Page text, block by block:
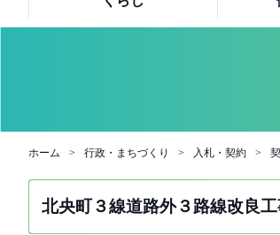
ホーム 行政・まちづくり 入札・契約
北央町３線道路外３路線改良